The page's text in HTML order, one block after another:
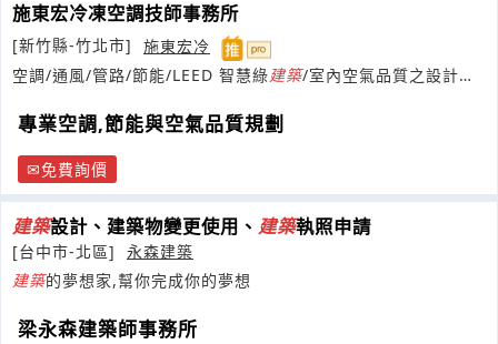
施東宏冷凍空調技師事務所
[新竹縣-竹北市]
施東宏冷
空調/通風/管路/節能/LEED 智慧綠建築/室內空氣品質之設計、
專業空調,節能與空氣品質規劃
免費詢價
建築設計、建築物變更使用、 建築執照申請
[台中市-北區]
永森建築
建築的夢想家,幫你完成你的夢想
梁永森建築師事務所